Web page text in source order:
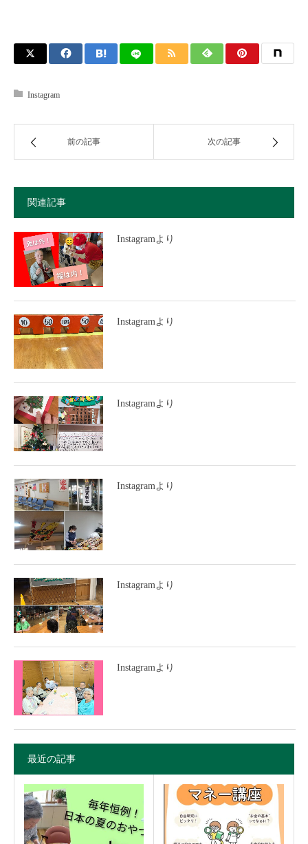
Instagram
前の記事 次の記事
関連記事
Instagramより
Instagramより
Instagramより
Instagramより
Instagramより
Instagramより
最近の記事